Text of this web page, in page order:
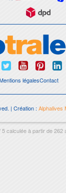
légalesContact
| Création :Alphalives
5calculée à partir de262